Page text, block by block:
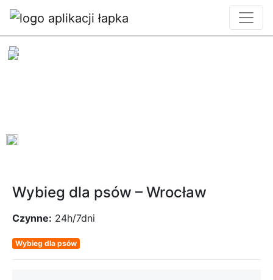
Wybieg dla psów – Wrocław
Czynne: 24h/7dni
Wybieg dla psów